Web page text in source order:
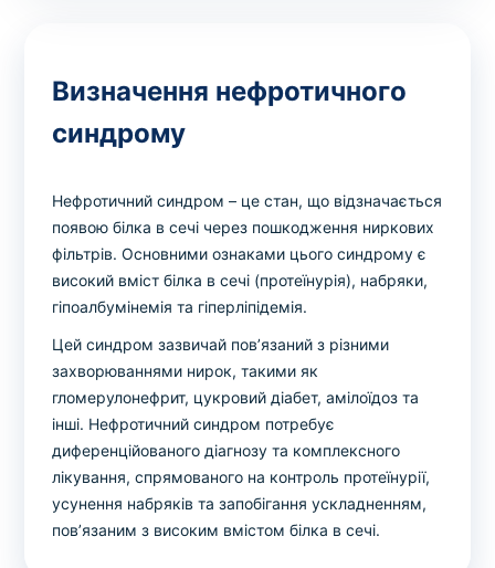
Визначення нефротичного
синдрому
Нефротичний синдром – це стан, що відзначається
появою білка в сечі через пошкодження ниркових
фільтрів. Основними ознаками цього синдрому є
високий вміст білка в сечі (протеїнурія), набряки,
гіпоалбумінемія та гіперліпідемія.
Цей синдром зазвичай пов’язаний з різними
захворюваннями нирок, такими як
гломерулонефрит, цукровий діабет, амілоїдоз та
інші. Нефротичний синдром потребує
диференційованого діагнозу та комплексного
лікування, спрямованого на контроль протеїнурії,
усунення набряків та запобігання ускладненням,
пов’язаним з високим вмістом білка в сечі.